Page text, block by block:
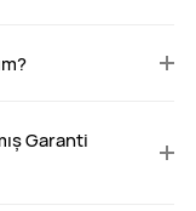
Garanti